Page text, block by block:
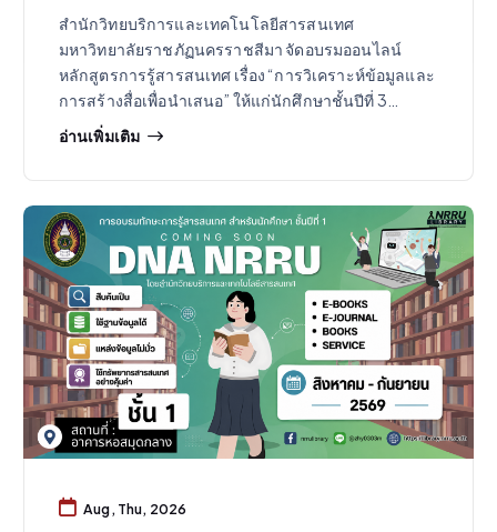
สำนักวิทยบริการและเทคโนโลยีสารสนเทศ
มหาวิทยาลัยราชภัฏนครราชสีมา จัดอบรมออนไลน์
หลักสูตรการรู้สารสนเทศ เรื่อง “การวิเคราะห์ข้อมูลและ
การสร้างสื่อเพื่อนำเสนอ” ให้แก่นักศึกษาชั้นปีที่ 3…
อ่านเพิ่มเติม
Aug, Thu, 2026